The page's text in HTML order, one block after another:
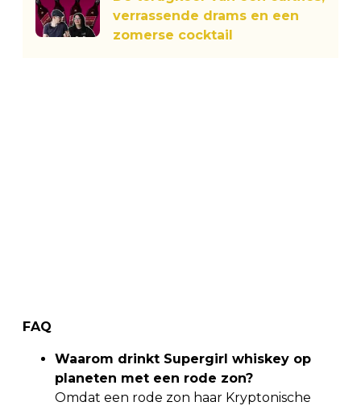
verrassende drams en een
zomerse cocktail
FAQ
Waarom drinkt Supergirl whiskey op
planeten met een rode zon?
Omdat een rode zon haar Kryptonische